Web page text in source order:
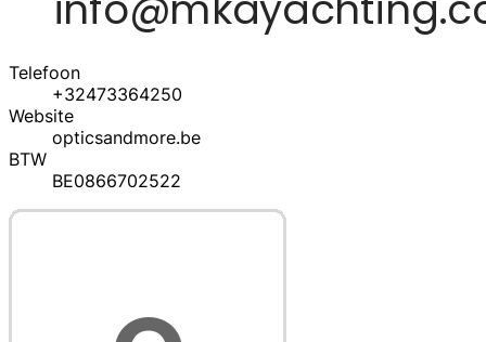
Telefoon
+32473364250
Website
opticsandmore.be
BTW
BE0866702522